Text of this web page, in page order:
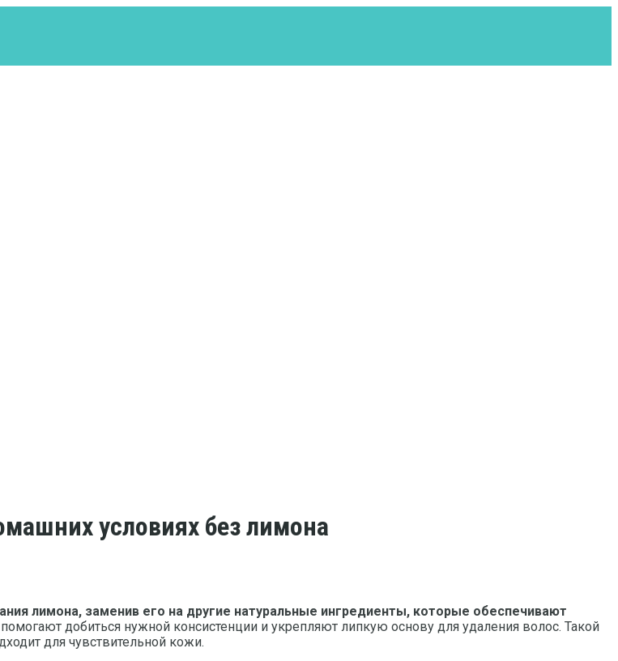
условиях без лимона
лимона, заменив его на другие натуральные ингредиенты, которые обеспечивают
добиться нужной консистенции и укрепляют липкую основу для удаления волос. Такой
для чувствительной кожи.